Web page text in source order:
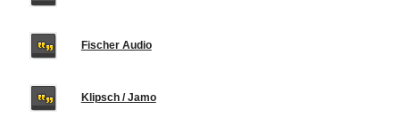
Fischer Audio
Klipsch / Jamo